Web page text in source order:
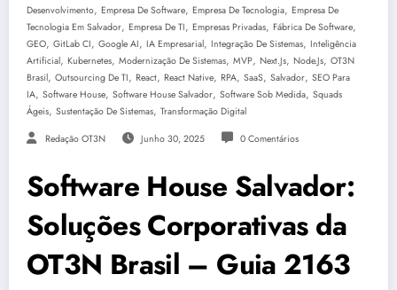
Desenvolvimento, Empresa De Software, Empresa De Tecnologia, Empresa De
Tecnologia Em Salvador, Empresa De TI, Empresas Privadas, Fábrica De Software,
GEO, GitLab CI, Google AI, IA Empresarial, Integração De Sistemas, Inteligência
Artificial, Kubernetes, Modernização De Sistemas, MVP, Next.js, Node.js, OT3N
Brasil, Outsourcing De TI, React, React Native, RPA, SaaS, Salvador, SEO Para
IA, Software House, Software House Salvador, Software Sob Medida, Squads
Ágeis, Sustentação De Sistemas, Transformação Digital
Redação OT3N Junho 30, 2025 0 Comentários
Software House Salvador:
Soluções Corporativas da
OT3N Brasil – Guia 2163